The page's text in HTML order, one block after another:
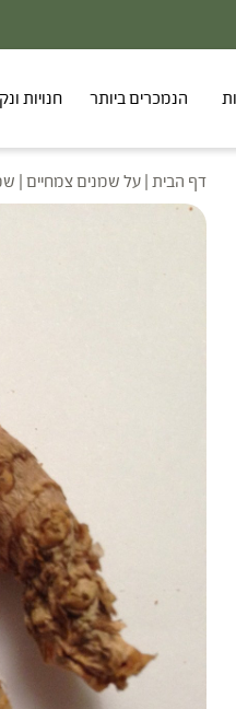
הנמכרים ביותר חנויות
דף הבית | על שמנים צמחיים |